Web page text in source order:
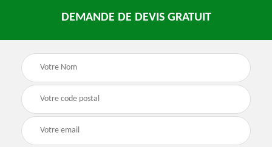
DEMANDE DE DEVIS GRATUIT